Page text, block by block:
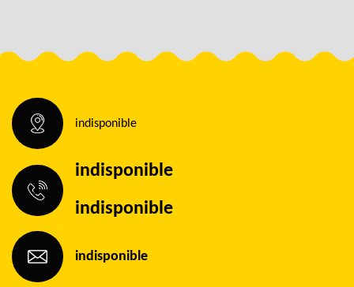
indisponible
indisponible
indisponible
indisponible